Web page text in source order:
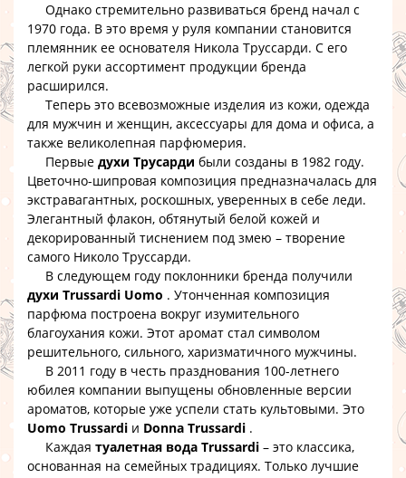
Однако стремительно развиваться бренд начал с
1970 года. В это время у руля компании становится
племянник ее основателя Никола Труссарди. С его
легкой руки ассортимент продукции бренда
расширился.
Теперь это всевозможные изделия из кожи, одежда
для мужчин и женщин, аксессуары для дома и офиса, а
также великолепная парфюмерия.
Первые духи Трусарди были созданы в 1982 году.
Цветочно-шипровая композиция предназначалась для
экстравагантных, роскошных, уверенных в себе леди.
Элегантный флакон, обтянутый белой кожей и
декорированный тиснением под змею – творение
самого Николо Труссарди.
В следующем году поклонники бренда получили
духи Trussardi Uomo . Утонченная композиция
парфюма построена вокруг изумительного
благоухания кожи. Этот аромат стал символом
решительного, сильного, харизматичного мужчины.
В 2011 году в честь празднования 100-летнего
юбилея компании выпущены обновленные версии
ароматов, которые уже успели стать культовыми. Это
Uomo Trussardi и Donna Trussardi .
Каждая туалетная вода Trussardi – это классика,
основанная на семейных традициях. Только лучшие